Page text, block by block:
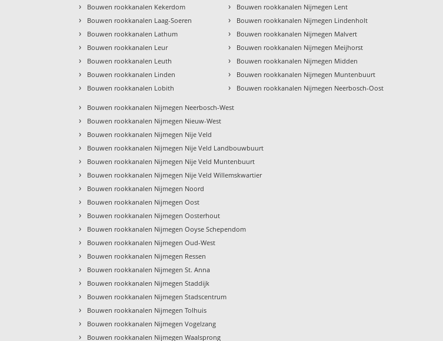
› Bouwen rookkanalen Kekerdom
› Bouwen rookkanalen Laag-Soeren
› Bouwen rookkanalen Lathum
› Bouwen rookkanalen Leur
› Bouwen rookkanalen Leuth
› Bouwen rookkanalen Linden
› Bouwen rookkanalen Lobith
› Bouwen rookkanalen Nijmegen Lent
› Bouwen rookkanalen Nijmegen Lindenholt
› Bouwen rookkanalen Nijmegen Malvert
› Bouwen rookkanalen Nijmegen Meijhorst
› Bouwen rookkanalen Nijmegen Midden
› Bouwen rookkanalen Nijmegen Muntenbuurt
› Bouwen rookkanalen Nijmegen Neerbosch-Oost
› Bouwen rookkanalen Nijmegen Neerbosch-West
› Bouwen rookkanalen Nijmegen Nieuw-West
› Bouwen rookkanalen Nijmegen Nije Veld
› Bouwen rookkanalen Nijmegen Nije Veld Landbouwbuurt
› Bouwen rookkanalen Nijmegen Nije Veld Muntenbuurt
› Bouwen rookkanalen Nijmegen Nije Veld Willemskwartier
› Bouwen rookkanalen Nijmegen Noord
› Bouwen rookkanalen Nijmegen Oost
› Bouwen rookkanalen Nijmegen Oosterhout
› Bouwen rookkanalen Nijmegen Ooyse Schependom
› Bouwen rookkanalen Nijmegen Oud-West
› Bouwen rookkanalen Nijmegen Ressen
› Bouwen rookkanalen Nijmegen St. Anna
› Bouwen rookkanalen Nijmegen Staddijk
› Bouwen rookkanalen Nijmegen Stadscentrum
› Bouwen rookkanalen Nijmegen Tolhuis
› Bouwen rookkanalen Nijmegen Vogelzang
› Bouwen rookkanalen Nijmegen Waalsprong